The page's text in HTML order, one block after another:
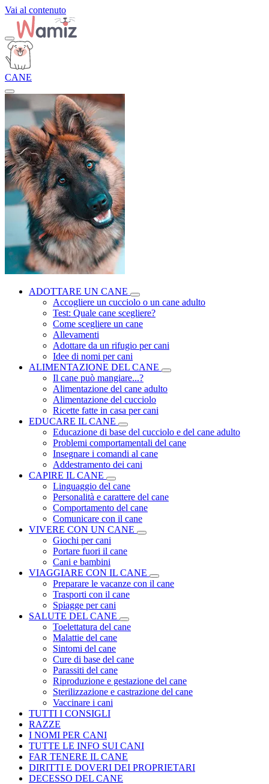
Vai al contenuto
CANE
ADOTTARE UN CANE
Accogliere un cucciolo o un cane adulto
Test: Quale cane scegliere?
Come scegliere un cane
Allevamenti
Adottare da un rifugio per cani
Idee di nomi per cani
ALIMENTAZIONE DEL CANE
Il cane può mangiare...?
Alimentazione del cane adulto
Alimentazione del cucciolo
Ricette fatte in casa per cani
EDUCARE IL CANE
Educazione di base del cucciolo e del cane adulto
Problemi comportamentali del cane
Insegnare i comandi al cane
Addestramento dei cani
CAPIRE IL CANE
Linguaggio del cane
Personalità e carattere del cane
Comportamento del cane
Comunicare con il cane
VIVERE CON UN CANE
Giochi per cani
Portare fuori il cane
Cani e bambini
VIAGGIARE CON IL CANE
Preparare le vacanze con il cane
Trasporti con il cane
Spiagge per cani
SALUTE DEL CANE
Toelettatura del cane
Malattie del cane
Sintomi del cane
Cure di base del cane
Parassiti del cane
Riproduzione e gestazione del cane
Sterilizzazione e castrazione del cane
Vaccinare i cani
TUTTI I CONSIGLI
RAZZE
I NOMI PER CANI
TUTTE LE INFO SUI CANI
FAR TENERE IL CANE
DIRITTI E DOVERI DEI PROPRIETARI
DECESSO DEL CANE